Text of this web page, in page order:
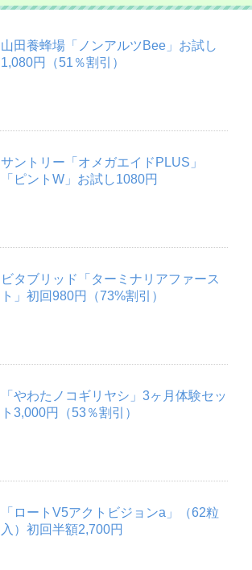
山田養蜂場「ノンアルツBee」お試し
1,080円（51％割引）
サントリー「オメガエイドPLUS」
「ピントW」お試し1080円
ビタブリッド「ターミナリアファース
ト」初回980円（73%割引）
「やわたノコギリヤシ」3ヶ月体験セッ
ト3,000円（53％割引）
「ロートV5アクトビジョンa」（62粒
入）初回半額2,700円